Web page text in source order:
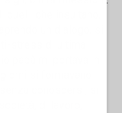
che insultano,
un dialogo, si
stress di ultima
papà mi portava in
si formavano
conoscersi, si
di lavoro,